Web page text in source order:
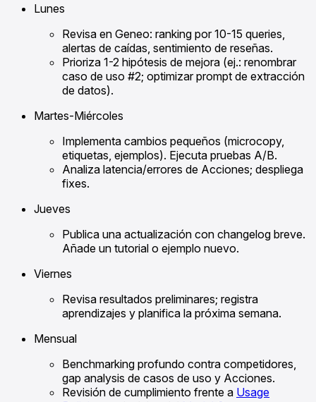
Lunes
Revisa en Geneo: ranking por 10-15 queries,
alertas de caídas, sentimiento de reseñas.
Prioriza 1-2 hipótesis de mejora (ej.: renombrar
caso de uso #2; optimizar prompt de extracción
de datos).
Martes-Miércoles
Implementa cambios pequeños (microcopy,
etiquetas, ejemplos). Ejecuta pruebas A/B.
Analiza latencia/errores de Acciones; despliega
fixes.
Jueves
Publica una actualización con changelog breve.
Añade un tutorial o ejemplo nuevo.
Viernes
Revisa resultados preliminares; registra
aprendizajes y planifica la próxima semana.
Mensual
Benchmarking profundo contra competidores,
gap analysis de casos de uso y Acciones.
Revisión de cumplimiento frente a Usage